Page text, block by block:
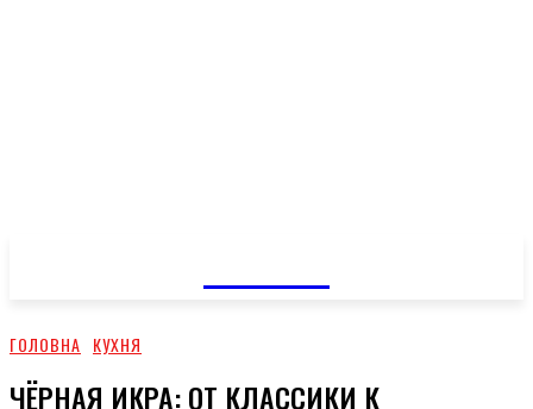
ГОЛОВНА КУХНЯ
ЧЁРНАЯ ИКРА: ОТ КЛАССИКИ К